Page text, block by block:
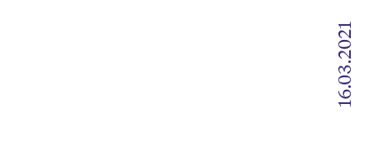
16.03.2021